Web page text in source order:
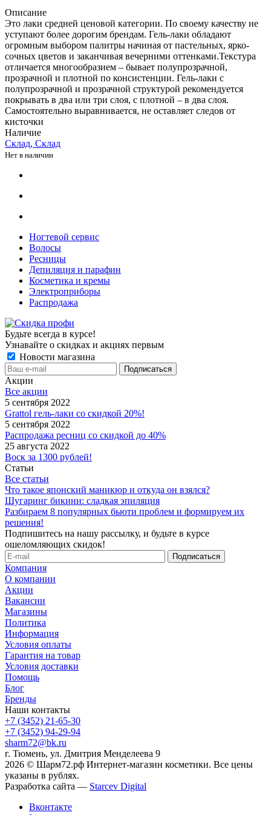
Описание
Это лаки средней ценовой категории. По своему качеству не
уступают более дорогим брендам. Гель-лаки обладают
огромным выбором палитры начиная от пастельных, ярко-
сочных цветов и заканчивая вечерними оттенками.Текстура
отличается многообразием – бывает полупрозрачной,
прозрачной и плотной по консистенции. Гель-лаки с
полупрозрачной и прозрачной структурой рекомендуется
покрывать в два или три слоя, с плотной – в два слоя.
Самостоятельно выравнивается, не оставляет следов от
кисточки
Наличие
Склад, Склад
Нет в наличии
Ногтевой сервис
Волосы
Ресницы
Депиляция и парафин
Косметика и кремы
Электроприборы
Распродажа
Будьте всегда в курсе!
Узнавайте о скидках и акциях первым
Новости магазина
Акции
Все акции
5 сентября 2022
Grattol гель-лаки со скидкой 20%!
5 сентября 2022
Распродажа ресниц со скидкой до 40%
25 августа 2022
Воск за 1300 рублей!
Статьи
Все статьи
Что такое японский маникюр и откуда он взялся?
Шугаринг бикини: сладкая эпиляция
Разбираем 8 популярных бьюти проблем и формируем их
решения!
Подпишитесь на нашу рассылку, и будьте в курсе
ошеломляющих скидок!
Компания
О компании
Акции
Вакансии
Магазины
Политика
Информация
Условия оплаты
Гарантия на товар
Условия доставки
Помощь
Блог
Бренды
Наши контакты
+7 (3452) 21-65-30
+7 (3452) 94-29-94
sharm72@bk.ru
г. Тюмень, ул. Дмитрия Менделеева 9
2026 © Шарм72.рф Интернет-магазин косметики. Все цены
указаны в рублях.
Разработка сайта — Starcev Digital
Вконтакте